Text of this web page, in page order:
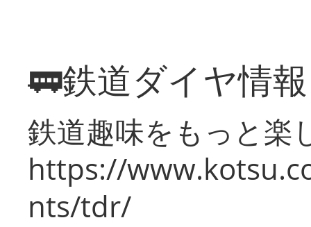
🚃鉄道ダイヤ情
鉄道趣味をもっと楽
https://
nts/tdr/